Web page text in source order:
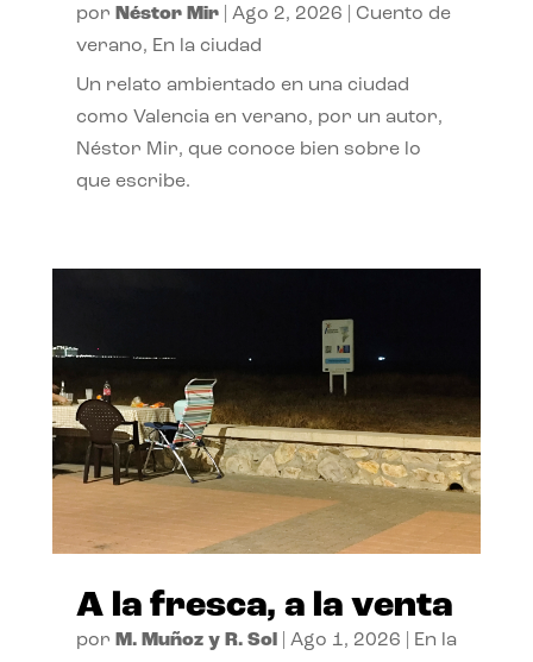
por Néstor Mir| Ago 2, 2026
Cuento de
verano, En la ciudad
Un relato ambientado en una ciudad
como Valencia en verano, por un autor,
Néstor Mir, que conoce bien sobre lo
que escribe.
A la fresca, a la venta
por M. Muñoz y R. Sol| Ago 1, 2026
En la